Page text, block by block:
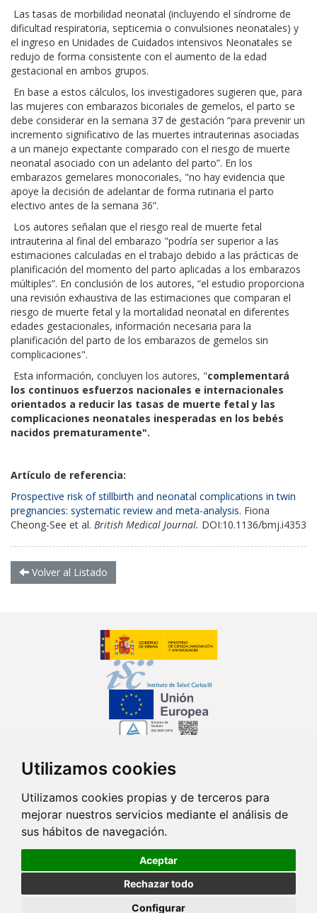
Utilizamos cookies
Utilizamos cookies propias y de terceros para
mejorar nuestros servicios mediante el análisis de
sus hábitos de navegación.
Aceptar
Rechazar todo
Configurar
Las tasas de morbilidad neonatal (incluyendo el síndrome de
dificultad respiratoria, septicemia o convulsiones neonatales) y
el ingreso en Unidades de Cuidados intensivos Neonatales se
redujo de forma consistente con el aumento de la edad
gestacional en ambos grupos.
En base a estos cálculos, los investigadores sugieren que, para
las mujeres con embarazos bicoriales de gemelos, el parto se
debe considerar en la semana 37 de gestación “para prevenir un
incremento significativo de las muertes intrauterinas asociadas
a un manejo expectante comparado con el riesgo de muerte
neonatal asociado con un adelanto del parto”. En los
embarazos gemelares monocoriales, "no hay evidencia que
apoye la decisión de adelantar de forma rutinaria el parto
electivo antes de la semana 36”.
Los autores señalan que el riesgo real de muerte fetal
intrauterina al final del embarazo "podría ser superior a las
estimaciones calculadas en el trabajo debido a las prácticas de
planificación del momento del parto aplicadas a los embarazos
múltiples”. En conclusión de los autores, “el estudio proporciona
una revisión exhaustiva de las estimaciones que comparan el
riesgo de muerte fetal y la mortalidad neonatal en diferentes
edades gestacionales, información necesaria para la
planificación del parto de los embarazos de gemelos sin
complicaciones".
Esta información, concluyen los autores, "complementará
los continuos esfuerzos nacionales e internacionales
orientados a reducir las tasas de muerte fetal y las
complicaciones neonatales inesperadas en los bebés
nacidos prematuramente".
Artículo de referencia:
Prospective risk of stillbirth and neonatal complications in twin
pregnancies: systematic review and meta-analysis. Fiona
Cheong-See et al. British Medical Journal. DOI:10.1136/bmj.i4353
Volver al Listado
Síguenos en...
Contacto
Av. Monforte de Lemos, 3-5. Pabellón 11. Planta 0 28029 Madrid
info@ciberisciii.es
Política de Privacidad